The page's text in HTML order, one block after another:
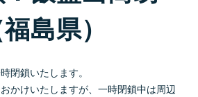
島県）
閉鎖いたします。
かけいたしますが、一時閉鎖中は周辺